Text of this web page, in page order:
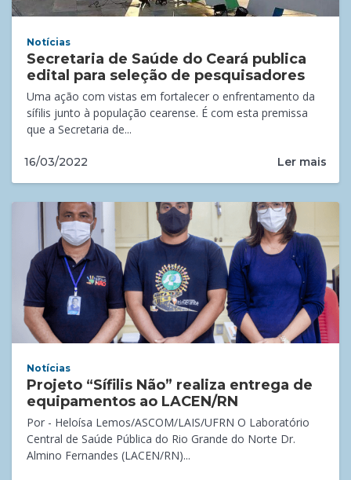
Notícias
Secretaria de Saúde do Ceará publica
edital para seleção de pesquisadores
Uma ação com vistas em fortalecer o enfrentamento da
sífilis junto à população cearense. É com esta premissa
que a Secretaria de...
16/03/2022 Ler mais
Notícias
Projeto “Sífilis Não” realiza entrega de
equipamentos ao LACEN/RN
Por - Heloísa Lemos/ASCOM/LAIS/UFRN O Laboratório
Central de Saúde Pública do Rio Grande do Norte Dr.
Almino Fernandes (LACEN/RN)...